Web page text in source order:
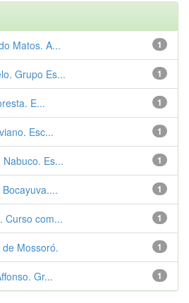
1
Matos. A...
1
Grupo Es...
1
E...
1
Esc...
1
Es...
1
1
Curso com...
1
Mossoró.
1
Gr...